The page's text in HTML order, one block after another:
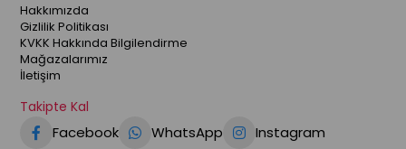
Hakkımızda
Gizlilik Politikası
KVKK Hakkında Bilgilendirme
Mağazalarımız
İletişim
Takipte Kal
Facebook WhatsApp
Instagram